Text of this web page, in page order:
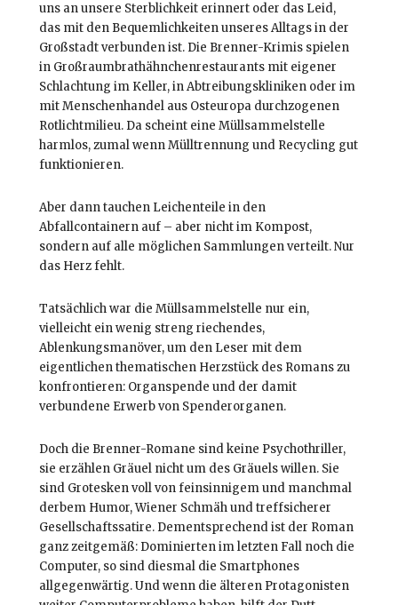
uns an unsere Sterblichkeit erinnert oder das Leid,
das mit den Bequemlichkeiten unseres Alltags in der
Großstadt verbunden ist. Die Brenner-Krimis spielen
in Großraumbrathähnchenrestaurants mit eigener
Schlachtung im Keller, in Abtreibungskliniken oder im
mit Menschenhandel aus Osteuropa durchzogenen
Rotlichtmilieu. Da scheint eine Müllsammelstelle
harmlos, zumal wenn Mülltrennung und Recycling gut
funktionieren.
Aber dann tauchen Leichenteile in den
Abfallcontainern auf – aber nicht im Kompost,
sondern auf alle möglichen Sammlungen verteilt. Nur
das Herz fehlt.
Tatsächlich war die Müllsammelstelle nur ein,
vielleicht ein wenig streng riechendes,
Ablenkungsmanöver, um den Leser mit dem
eigentlichen thematischen Herzstück des Romans zu
konfrontieren: Organspende und der damit
verbundene Erwerb von Spenderorganen.
Doch die Brenner-Romane sind keine Psychothriller,
sie erzählen Gräuel nicht um des Gräuels willen. Sie
sind Grotesken voll von feinsinnigem und manchmal
derbem Humor, Wiener Schmäh und treffsicherer
Gesellschaftssatire. Dementsprechend ist der Roman
ganz zeitgemäß: Dominierten im letzten Fall noch die
Computer, so sind diesmal die Smartphones
allgegenwärtig. Und wenn die älteren Protagonisten